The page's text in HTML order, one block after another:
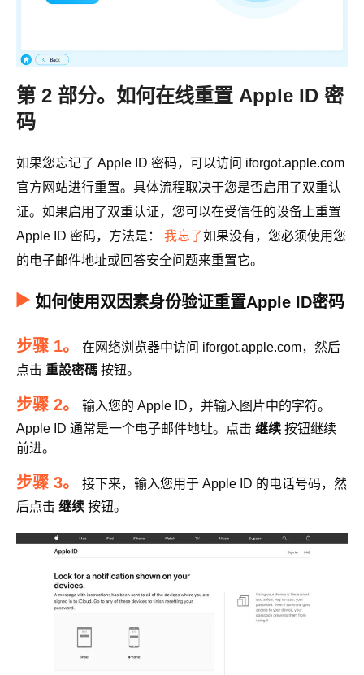
第 2 部分。如何在线重置 Apple ID 密
码
如果您忘记了 Apple ID 密码，可以访问 iforgot.apple.com
官方网站进行重置。具体流程取决于您是否启用了双重认
证。如果启用了双重认证，您可以在受信任的设备上重置
Apple ID 密码，方法是： 我忘了如果没有，您必须使用您
的电子邮件地址或回答安全问题来重置它。
如何使用双因素身份验证重置Apple ID密码
步骤 1。
在网络浏览器中访问 iforgot.apple.com，然后
点击 重設密碼 按钮。
步骤 2。
输入您的 Apple ID，并输入图片中的字符。
Apple ID 通常是一个电子邮件地址。点击 继续 按钮继续
前进。
步骤 3。
接下来，输入您用于 Apple ID 的电话号码，然
后点击 继续 按钮。